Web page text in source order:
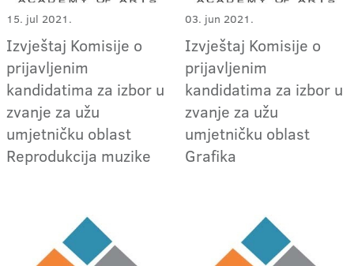
15. jul 2021.
Izvještaj Komisije o
prijavljenim
kandidatima za izbor u
zvanje za užu
umjetničku oblast
Reprodukcija muzike
03. jun 2021.
Izvještaj Komisije o
prijavljenim
kandidatima za izbor u
zvanje za užu
umjetničku oblast
Grafika